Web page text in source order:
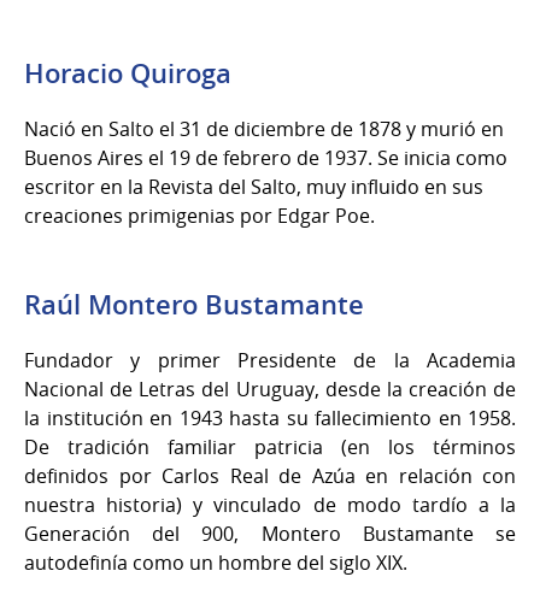
Horacio Quiroga
Nació en Salto el 31 de diciembre de 1878 y murió en
Buenos Aires el 19 de febrero de 1937. Se inicia como
escritor en la Revista del Salto, muy influido en sus
creaciones primigenias por Edgar Poe.
Raúl Montero Bustamante
Fundador y primer Presidente de la Academia
Nacional de Letras del Uruguay, desde la creación de
la institución en 1943 hasta su fallecimiento en 1958.
De tradición familiar patricia (en los términos
definidos por Carlos Real de Azúa en relación con
nuestra historia) y vinculado de modo tardío a la
Generación del 900, Montero Bustamante se
autodefinía como un hombre del siglo XIX.